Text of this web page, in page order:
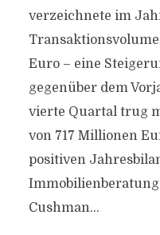
verzeichnete im
Euro – eine
gegenüber dem
vierte Quartal trug
von 717 Millionen
positiven
Cushman...